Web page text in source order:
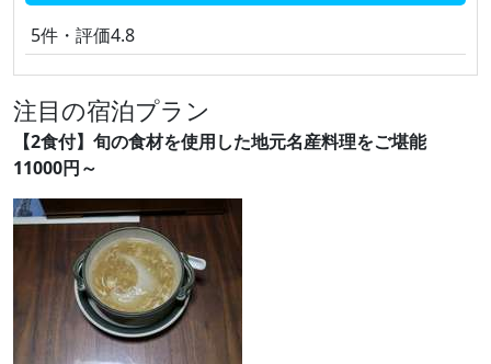
5件・評価4.8
注目の宿泊プラン
【2食付】旬の食材を使用した地元名産料理をご堪能
11000円～